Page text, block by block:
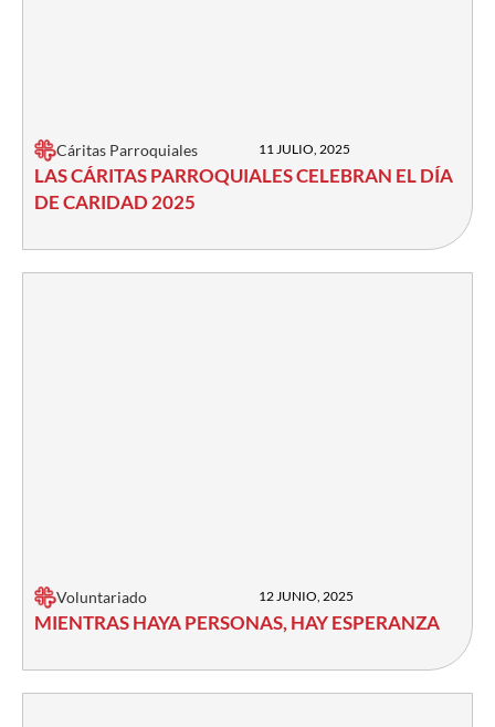
Cáritas Parroquiales 11 JULIO, 2025
LAS CÁRITAS PARROQUIALES CELEBRAN EL DÍA
DE CARIDAD 2025
Voluntariado 12 JUNIO, 2025
MIENTRAS HAYA PERSONAS, HAY ESPERANZA